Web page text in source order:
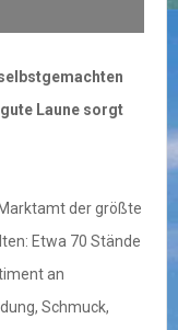
Laune sorgt
der größte
Etwa 70 Stände
an
Schmuck,